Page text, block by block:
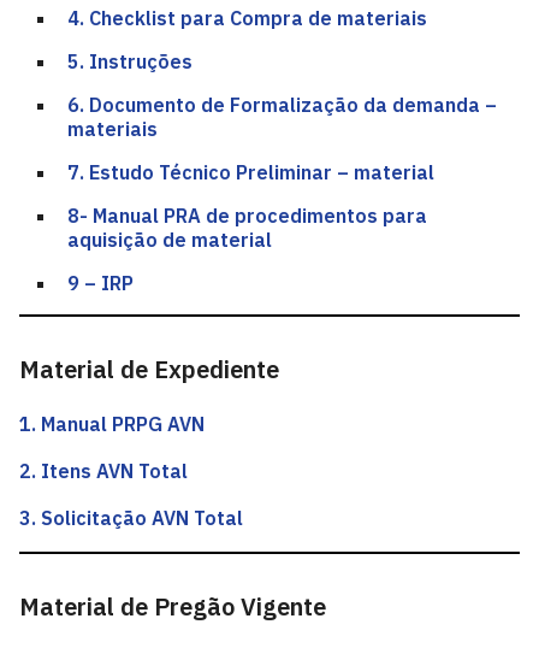
4. Checklist para Compra de materiais
5. Instruções
6. Documento de Formalização da demanda –
materiais
7. Estudo Técnico Preliminar – material
8- Manual PRA de procedimentos para
aquisição de material
9 – IRP
Material de Expediente
1. Manual PRPG AVN
2. Itens AVN Total
3. Solicitação AVN Total
Material de Pregão Vigente